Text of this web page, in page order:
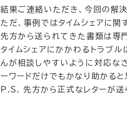
結果ご連絡いただき、今回の解
ただ、事例ではタイムシェアに関
先方から送られてきた書類は専
タイムシェアにかかわるトラブ
んが相談しやすいように対応な
ーワードだけでもかなり助かると
P.S. 先方から正式なレターが送